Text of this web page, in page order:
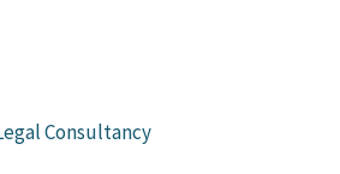
Consultancy